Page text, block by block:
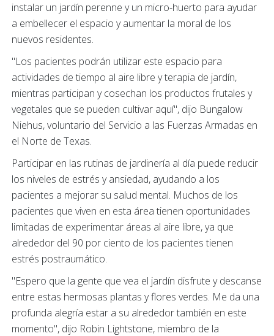
instalar un jardín perenne y un micro-huerto para ayudar
a embellecer el espacio y aumentar la moral de los
nuevos residentes.
"Los pacientes podrán utilizar este espacio para
actividades de tiempo al aire libre y terapia de jardín,
mientras participan y cosechan los productos frutales y
vegetales que se pueden cultivar aquí", dijo Bungalow
Niehus, voluntario del Servicio a las Fuerzas Armadas en
el Norte de Texas.
Participar en las rutinas de jardinería al día puede reducir
los niveles de estrés y ansiedad, ayudando a los
pacientes a mejorar su salud mental. Muchos de los
pacientes que viven en esta área tienen oportunidades
limitadas de experimentar áreas al aire libre, ya que
alrededor del 90 por ciento de los pacientes tienen
estrés postraumático.
"Espero que la gente que vea el jardín disfrute y descanse
entre estas hermosas plantas y flores verdes. Me da una
profunda alegría estar a su alrededor también en este
momento", dijo Robin Lightstone, miembro de la